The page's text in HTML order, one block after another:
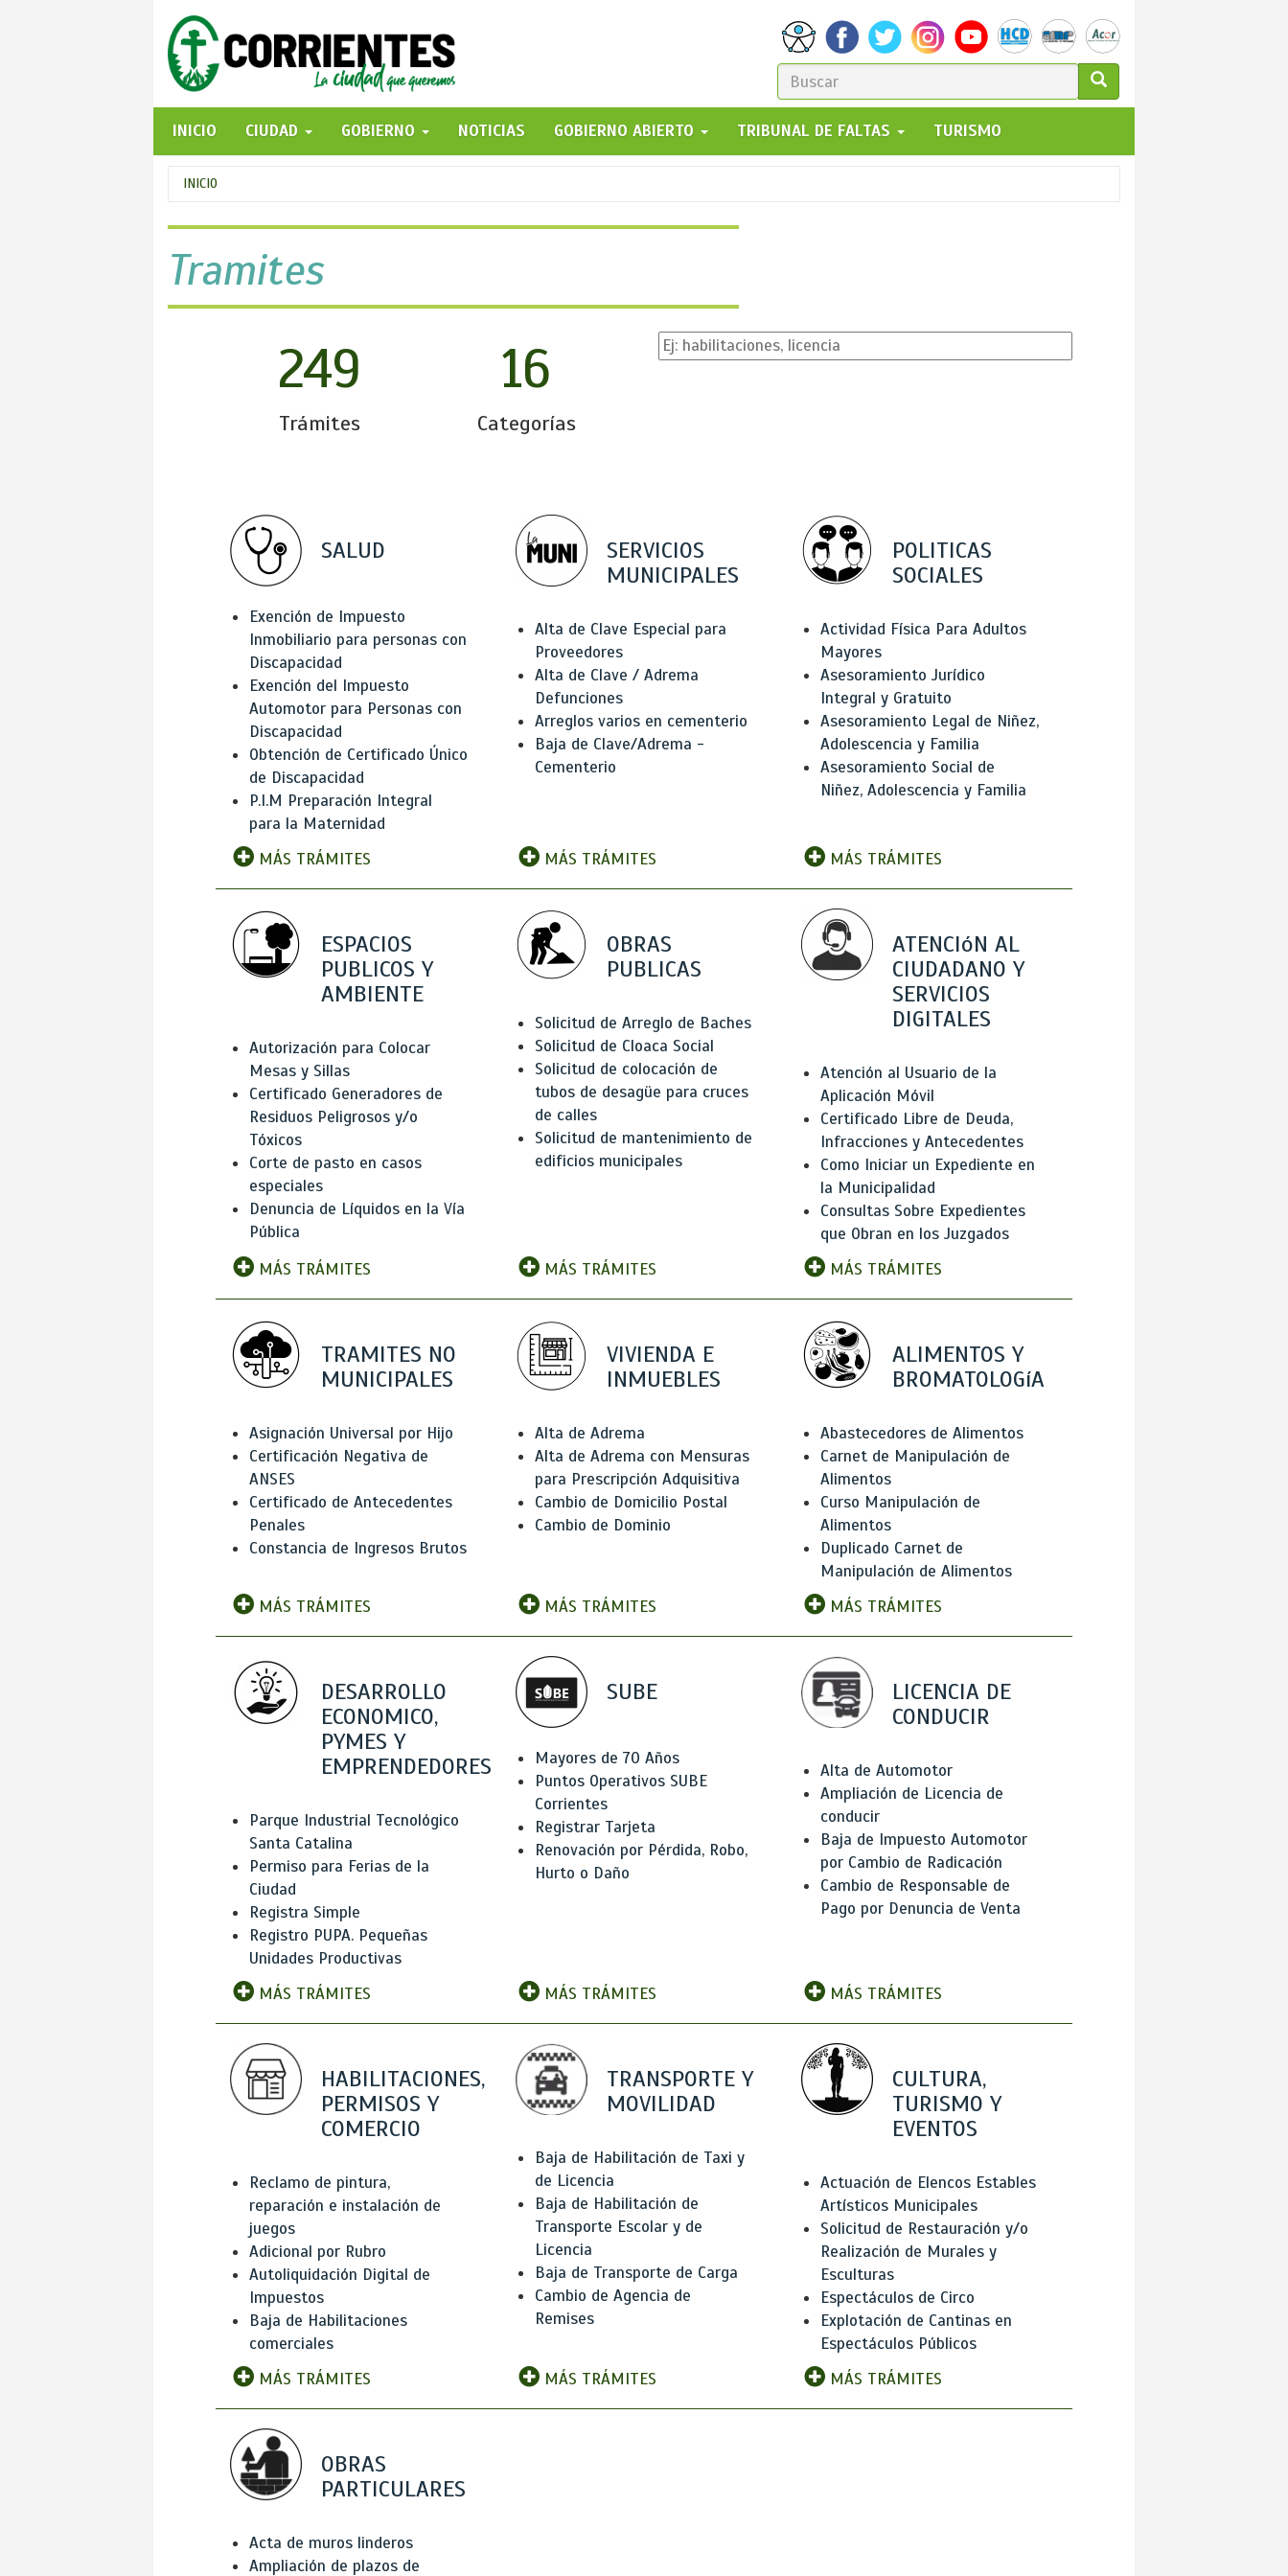
FORMULARIO
DE
BÚSQUEDA
GO!
INICIO
CIUDAD GOBIERNO NOTICIAS GOBIERNO ABIERTO TRIBUNAL DE FALTAS TURISMO
Se
encuentra
usted
aquí
INICIO
Tramites
249
Trámites
16
Categorías
SALUD
Exención de Impuesto
Inmobiliario para personas con
Discapacidad
Exención del Impuesto
Automotor para Personas con
Discapacidad
Obtención de Certificado Único
de Discapacidad
P.I.M Preparación Integral
para la Maternidad
MÁS TRÁMITES
SERVICIOS
MUNICIPALES
Alta de Clave Especial para
Proveedores
Alta de Clave / Adrema
Defunciones
Arreglos varios en cementerio
Baja de Clave/Adrema -
Cementerio
MÁS TRÁMITES
POLITICAS
SOCIALES
Actividad Física Para Adultos
Mayores
Asesoramiento Jurídico
Integral y Gratuito
Asesoramiento Legal de Niñez,
Adolescencia y Familia
Asesoramiento Social de
Niñez, Adolescencia y Familia
MÁS TRÁMITES
ESPACIOS
PUBLICOS Y
AMBIENTE
Autorización para Colocar
Mesas y Sillas
Certificado Generadores de
Residuos Peligrosos y/o
Tóxicos
Corte de pasto en casos
especiales
Denuncia de Líquidos en la Vía
Pública
MÁS TRÁMITES
OBRAS
PUBLICAS
Solicitud de Arreglo de Baches
Solicitud de Cloaca Social
Solicitud de colocación de
tubos de desagüe para cruces
de calles
Solicitud de mantenimiento de
edificios municipales
MÁS TRÁMITES
ATENCIóN AL
CIUDADANO Y
SERVICIOS
DIGITALES
Atención al Usuario de la
Aplicación Móvil
Certificado Libre de Deuda,
Infracciones y Antecedentes
Como Iniciar un Expediente en
la Municipalidad
Consultas Sobre Expedientes
que Obran en los Juzgados
MÁS TRÁMITES
TRAMITES NO
MUNICIPALES
Asignación Universal por Hijo
Certificación Negativa de
ANSES
Certificado de Antecedentes
Penales
Constancia de Ingresos Brutos
MÁS TRÁMITES
VIVIENDA E
INMUEBLES
Alta de Adrema
Alta de Adrema con Mensuras
para Prescripción Adquisitiva
Cambio de Domicilio Postal
Cambio de Dominio
MÁS TRÁMITES
ALIMENTOS Y
BROMATOLOGíA
Abastecedores de Alimentos
Carnet de Manipulación de
Alimentos
Curso Manipulación de
Alimentos
Duplicado Carnet de
Manipulación de Alimentos
MÁS TRÁMITES
DESARROLLO
ECONOMICO,
PYMES Y
EMPRENDEDORES
Parque Industrial Tecnológico
Santa Catalina
Permiso para Ferias de la
Ciudad
Registra Simple
Registro PUPA. Pequeñas
Unidades Productivas
MÁS TRÁMITES
SUBE
Mayores de 70 Años
Puntos Operativos SUBE
Corrientes
Registrar Tarjeta
Renovación por Pérdida, Robo,
Hurto o Daño
MÁS TRÁMITES
LICENCIA DE
CONDUCIR
Alta de Automotor
Ampliación de Licencia de
conducir
Baja de Impuesto Automotor
por Cambio de Radicación
Cambio de Responsable de
Pago por Denuncia de Venta
MÁS TRÁMITES
HABILITACIONES,
PERMISOS Y
COMERCIO
Reclamo de pintura,
reparación e instalación de
juegos
Adicional por Rubro
Autoliquidación Digital de
Impuestos
Baja de Habilitaciones
comerciales
MÁS TRÁMITES
TRANSPORTE Y
MOVILIDAD
Baja de Habilitación de Taxi y
de Licencia
Baja de Habilitación de
Transporte Escolar y de
Licencia
Baja de Transporte de Carga
Cambio de Agencia de
Remises
MÁS TRÁMITES
CULTURA,
TURISMO Y
EVENTOS
Actuación de Elencos Estables
Artísticos Municipales
Solicitud de Restauración y/o
Realización de Murales y
Esculturas
Espectáculos de Circo
Explotación de Cantinas en
Espectáculos Públicos
MÁS TRÁMITES
OBRAS
PARTICULARES
Acta de muros linderos
Ampliación de plazos de